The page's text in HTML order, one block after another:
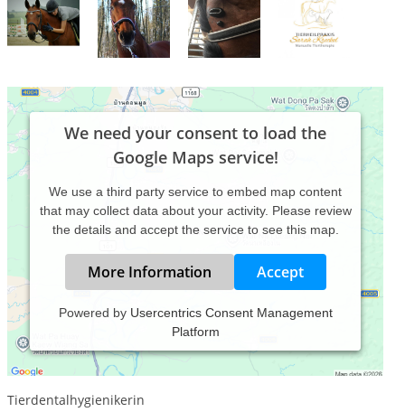
We need your consent to load the
Google Maps service!
We use a third party service to embed map content
that may collect data about your activity. Please review
the details and accept the service to see this map.
More Information Accept
Powered by Usercentrics Consent Management
Platform
Manuelle Therapeutin Schwerpunkt Chiropraktik
Tierheilpraktikerin
Tierdentalhygienikerin